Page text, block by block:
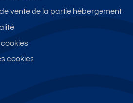
vente de la partie hébergement
cookies